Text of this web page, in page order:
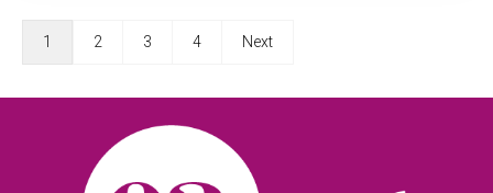
1 2 3 4 Next